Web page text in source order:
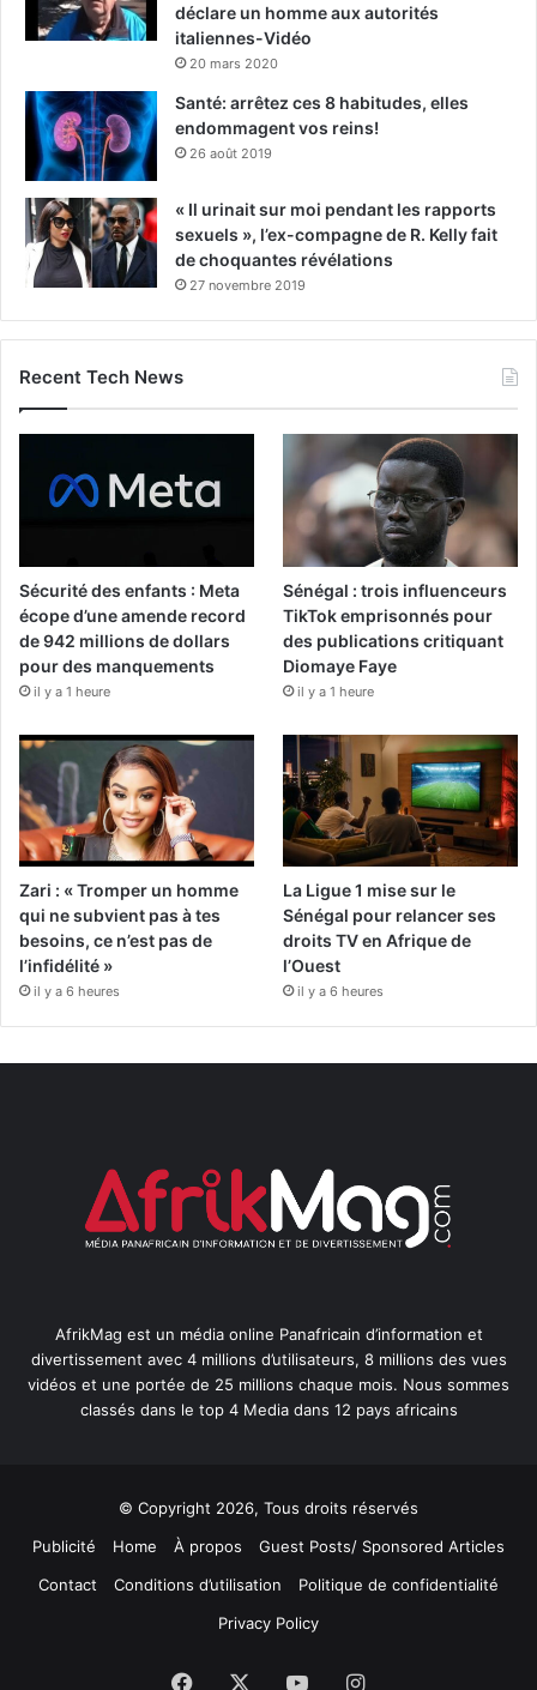
déclare un homme aux autorités
italiennes-Vidéo
20 mars 2020
Santé: arrêtez ces 8 habitudes, elles
endommagent vos reins!
26 août 2019
« Il urinait sur moi pendant les rapports
sexuels », l’ex-compagne de R. Kelly fait
de choquantes révélations
27 novembre 2019
Recent Tech News
Sécurité des enfants : Meta
écope d’une amende record
de 942 millions de dollars
pour des manquements
il y a 1 heure
Sénégal : trois influenceurs
TikTok emprisonnés pour
des publications critiquant
Diomaye Faye
il y a 1 heure
Zari : « Tromper un homme
qui ne subvient pas à tes
besoins, ce n’est pas de
l’infidélité »
il y a 6 heures
La Ligue 1 mise sur le
Sénégal pour relancer ses
droits TV en Afrique de
l’Ouest
il y a 6 heures
AfrikMag est un média online Panafricain d’information et
divertissement avec 4 millions d’utilisateurs, 8 millions des vues
vidéos et une portée de 25 millions chaque mois. Nous sommes
classés dans le top 4 Media dans 12 pays africains
© Copyright 2026, Tous droits réservés
Publicité
Home À propos
Guest Posts/ Sponsored Articles
Contact
Conditions d’utilisation
Politique de confidentialité
Privacy Policy
Facebook YouTubeInstagram